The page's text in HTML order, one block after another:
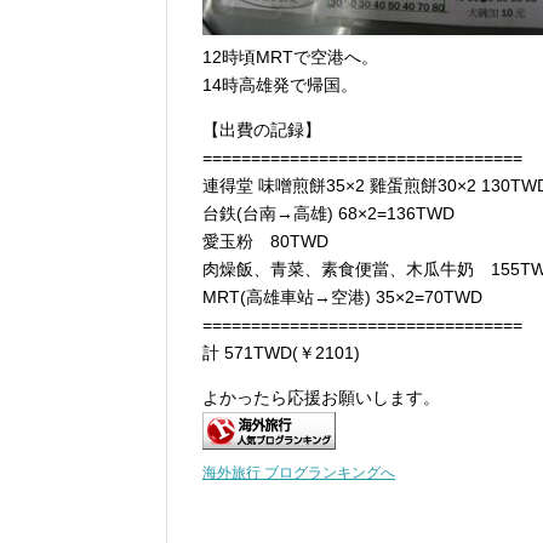
12時頃MRTで空港へ。
14時高雄発で帰国。
【出費の記録】
=================================
連得堂 味噌煎餅35×2 雞蛋煎餅30×2
台鉄(台南→高雄) 68×2=136TWD
愛玉粉 80TWD
肉燥飯、青菜、素食便當、木瓜牛奶
MRT(高雄車站→空港) 35×2=70TWD
=================================
計 571TWD(￥2101)
よかったら応援お願いします。
海外旅行 ブログランキングへ